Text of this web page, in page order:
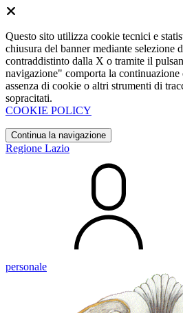
Questo sito utilizza cookie tecnici e
chiusura del banner mediante selezione
contraddistinto dalla X o tramite il
navigazione" comporta la
assenza di cookie o altri strumenti di
sopracitati.
COOKIE POLICY
Continua la navigazione
Regione Lazio
personale